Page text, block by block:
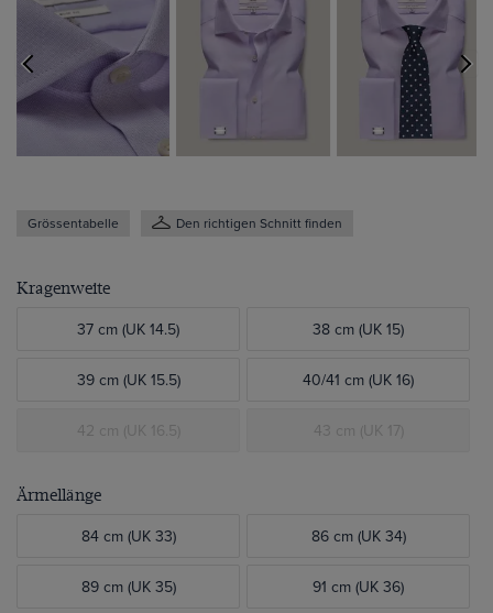
Grössentabelle Den richtigen Schnitt finden
Kragenweite
37 cm (UK 14.5) 38 cm (UK 15)
39 cm (UK 15.5) 40/41 cm (UK 16)
42 cm (UK 16.5) 43 cm (UK 17)
Ärmellänge
84 cm (UK 33) 86 cm (UK 34)
89 cm (UK 35) 91 cm (UK 36)